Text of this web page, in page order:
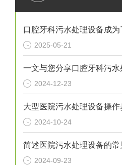
2025-05-21
2024-12-23
2024-10-24
2024-09-23